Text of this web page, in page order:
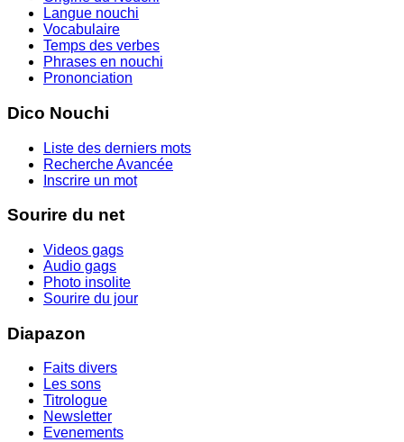
Langue nouchi
Vocabulaire
Temps des verbes
Phrases en nouchi
Prononciation
Dico Nouchi
Liste des derniers mots
Recherche Avancée
Inscrire un mot
Sourire du net
Videos gags
Audio gags
Photo insolite
Sourire du jour
Diapazon
Faits divers
Les sons
Titrologue
Newsletter
Evenements